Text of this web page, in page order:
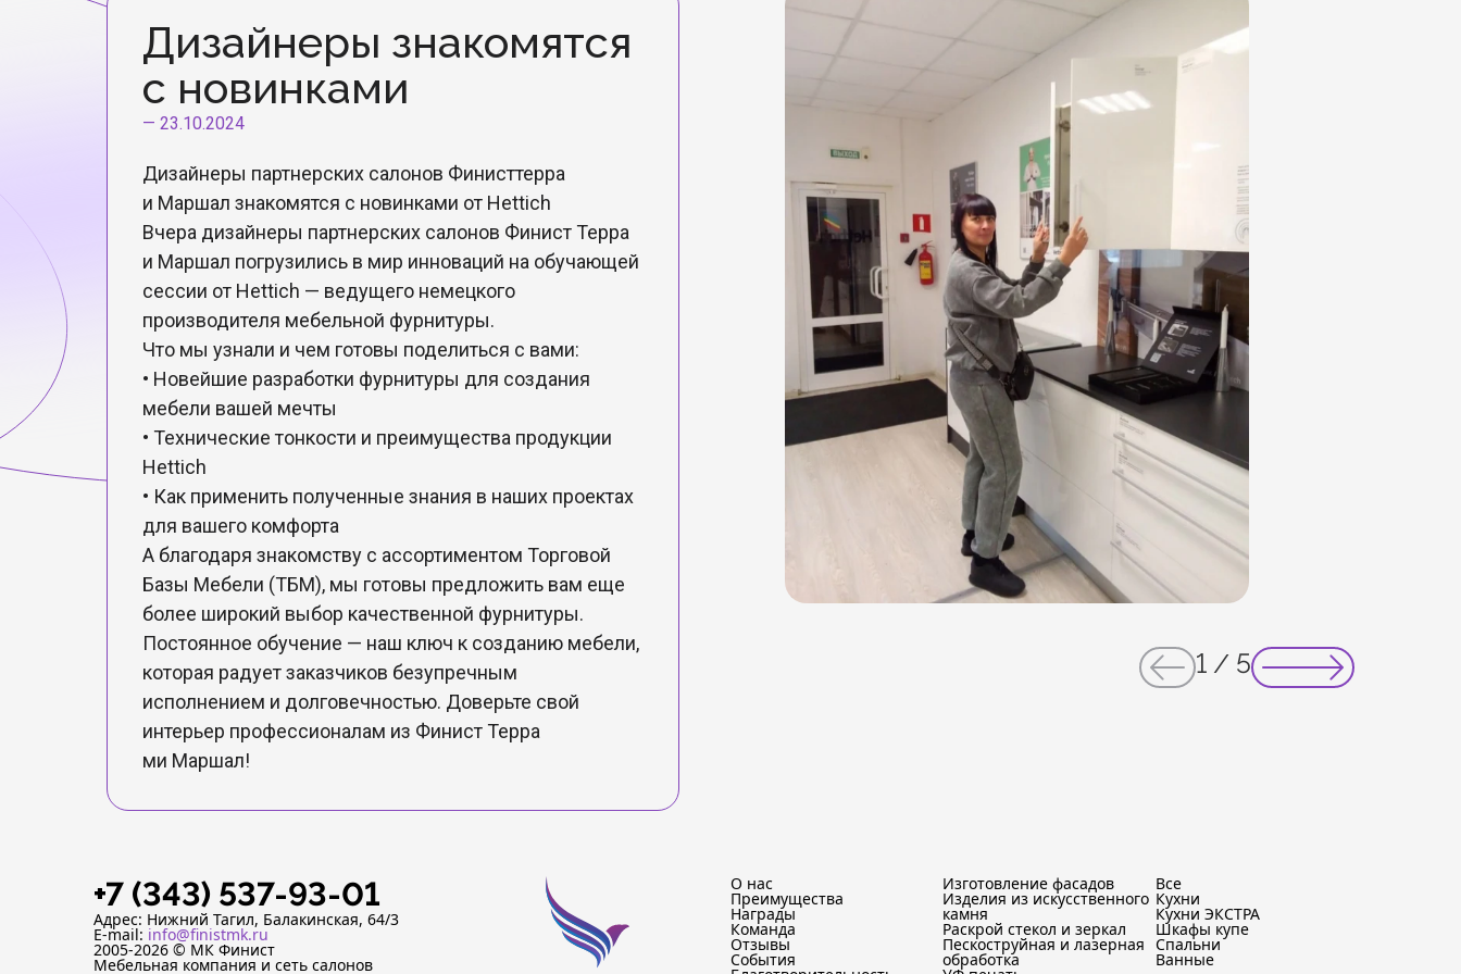
Дизайнеры знакомятся
с новинками
— 23.10.2024
Дизайнеры партнерских салонов Финисттерра
и Маршал знакомятся с новинками от Hettich
Вчера дизайнеры партнерских салонов Финист Терра
и Маршал погрузились в мир инноваций на обучающей
сессии от Hettich — ведущего немецкого
производителя мебельной фурнитуры.
Что мы узнали и чем готовы поделиться с вами:
• Новейшие разработки фурнитуры для создания
мебели вашей мечты
• Технические тонкости и преимущества продукции
Hettich
• Как применить полученные знания в наших проектах
для вашего комфорта
А благодаря знакомству с ассортиментом Торговой
Базы Мебели (ТБМ), мы готовы предложить вам еще
более широкий выбор качественной фурнитуры.
Постоянное обучение — наш ключ к созданию мебели,
которая радует заказчиков безупречным
исполнением и долговечностью. Доверьте свой
интерьер профессионалам из Финист Терра
ми Маршал!
1 / 5
+7 (343) 537-93-01
Адрес: Нижний Тагил, Балакинская, 64/3
E-mail: info@finistmk.ru
2005-2026 © МК Финист
Мебельная компания и сеть салонов
О нас
Преимущества
Награды
Команда
Отзывы
События
Изготовление фасадов
Изделия из искусственного
камня
Раскрой стекол и зеркал
Пескоструйная и лазерная
обработка
Все
Кухни
Кухни ЭКСТРА
Шкафы купе
Спальни
Ванные